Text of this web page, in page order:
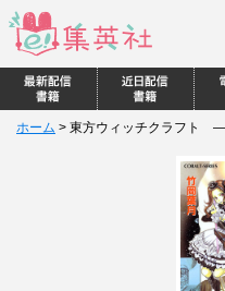
ホーム > 東方ウィッチクラフト